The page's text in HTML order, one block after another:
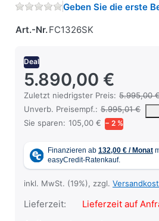
Geben Sie die erste
Art.-Nr.FC1326SK
Deal
5.890,00 €
Zuletzt niedrigster Preis: 5.995,00
Es handelt sich um den
Unverb. Preisempf.: 5.995,01 €
Die UVP ist der vorgeschlagene
Sie sparen: 105,00 € − 2 %
inkl. MwSt. (19%), zzgl.
Lieferzeit:
Lieferzeit auf